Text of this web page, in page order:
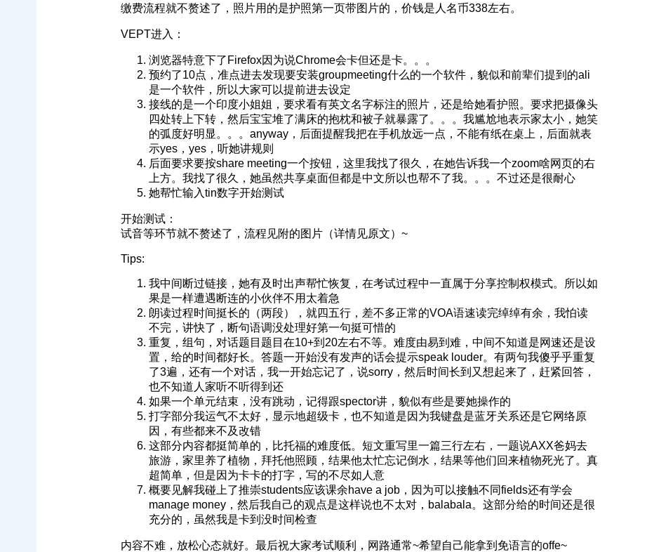
缴费流程就不赘述了，照片用的是护照第一页带图片的，价钱是人名币338左右。
VEPT进入：
浏览器特意下了Firefox因为说Chrome会卡但还是卡。。。
预约了10点，准点进去发现要安装groupmeeting什么的一个软件，貌似和前辈们提到的ali
是一个软件，所以大家可以提前进去设定
接线的是一个印度小姐姐，要求看有英文名字标注的照片，还是给她看护照。要求把摄像头
四处转上下转，然后宝宝堆了满床的抱枕和被子就暴露了。。。我尴尬地表示家太小，她笑
的弧度好明显。。。anyway，后面提醒我把在手机放远一点，不能有纸在桌上，后面就表
示yes，yes，听她讲规则
后面要求要按share meeting一个按钮，这里我找了很久，在她告诉我一个zoom啥网页的右
上方。我找了很久，她虽然共享桌面但都是中文所以也帮不了我。。。不过还是很耐心
她帮忙输入tin数字开始测试
开始测试：
试音等环节就不赘述了，流程见附的图片（详情见原文）~
Tips:
我中间断过链接，她有及时出声帮忙恢复，在考试过程中一直属于分享控制权模式。所以如
果是一样遭遇断连的小伙伴不用太着急
朗读过程时间挺长的（两段），就四五行，差不多正常的VOA语速读完绰绰有余，我怕读
不完，讲快了，断句语调没处理好第一句挺可惜的
重复，组句，对话题目题目在10+到20左右不等。难度由易到难，中间不知道是网速还是设
置，给的时间都好长。答题一开始没有发声的话会提示speak louder。有两句我傻乎乎重复
了3遍，还有一个对话，我一开始忘记了，说sorry，然后时间长到又想起来了，赶紧回答，
也不知道人家听不听得到还
如果一个单元结束，没有跳动，记得跟spector讲，貌似有些是要她操作的
打字部分我运气不太好，显示地超级卡，也不知道是因为我键盘是蓝牙关系还是它网络原
因，有些都来不及改错
这部分内容都挺简单的，比托福的难度低。短文重写里一篇三行左右，一题说AXX爸妈去
旅游，家里养了植物，拜托他照顾，结果他太忙忘记倒水，结果等他们回来植物死光了。真
超简单，但是因为卡卡的打字，写的不尽如人意
概要见解我碰上了推崇students应该课余have a job，因为可以接触不同fields还有学会
manage money，然后我自己的观点是这样说也不太对，balabala。这部分给的时间还是很
充分的，虽然我是卡到没时间检查
内容不难，放松心态就好。最后祝大家考试顺利，网路通常~希望自己能拿到免语言的offe~